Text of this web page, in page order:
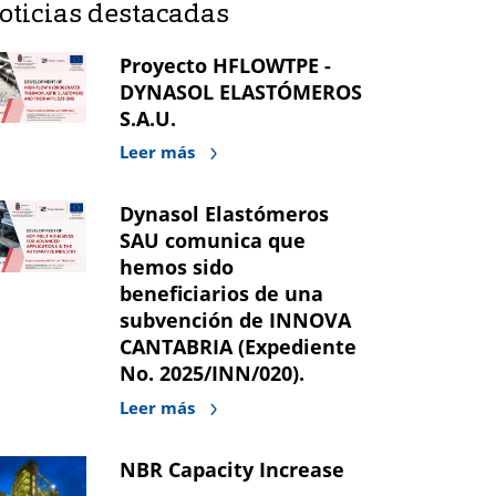
destacadas
Proyecto HFLOWTPE -
DYNASOL ELASTÓMEROS
S.A.U.
Leer más
Dynasol Elastómeros
SAU comunica que
hemos sido
beneficiarios de una
subvención de INNOVA
CANTABRIA (Expediente
No. 2025/INN/020).
Leer más
NBR Capacity Increase